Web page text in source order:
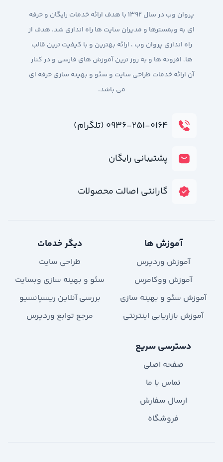
پروان وب در سال 1392 با هدف ارائه خدمات رایگان و حرفه
ای به وبمسترها و مدیران سایت ها راه اندازی شد. هدف از
راه اندازی پروان وب ، ارائه بهترین و با کیفیت ترین قالب
ها، افزونه ها و به روز ترین آموزش های فارسی و در کنار
آن ارائه خدمات طراحی سایت و سئو و بهینه سازی حرفه ای
می باشد.
۰۹۳۶-۲۵۱-۰۱۶۴ (تلگرام)
پشتیبانی رایگان
گارانتی اصالت محصولات
آموزش ها
آموزش وردپرس
آموزش ووکامرس
آموزش سئو و بهینه سازی
آموزش بازاریابی اینترنتی
دیگر خدمات
طراحی سایت
سئو و بهینه سازی وبسایت
بررسی آنلاین ریسپانسیو
مرجع توابع وردپرس
دسترسی سریع
صفحه اصلی
تماس با ما
ارسال سفارش
فروشگاه